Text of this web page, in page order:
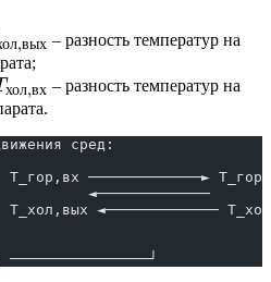
-
,вых – разность температур на
хол,вх – разность температур на
сред:
T_гор,вх ─────────────►
◄─────────────
T_хол,вых ◄─────────────
────────────────┘